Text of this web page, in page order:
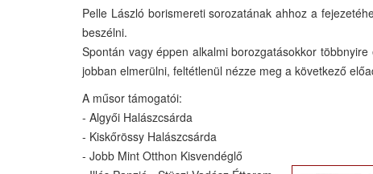
Pelle László borismereti sorozatának ahhoz a
beszélni.
Spontán vagy éppen alkalmi borozgatásokkor
jobban elmerülni, feltétlenül nézze meg a következő
A műsor támogatói:
- Algyői Halászcsárda
- Kiskőrössy Halászcsárda
- Jobb Mint Otthon Kisvendéglő